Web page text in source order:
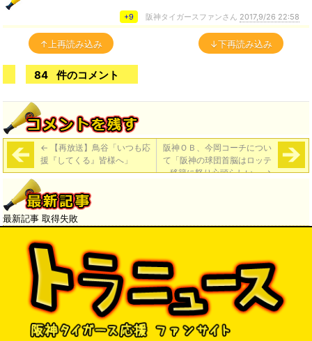
+9 阪神タイガースファンさん 2017,9/26 22:58
↑上再読み込み ↓下再読み込み
84 件のコメント
← 【再放送】鳥谷「いつも応
援『してくる』皆様へ」
阪神ＯＢ、今岡コーチについ
て「阪神の球団首脳はロッテ
移籍に怒り心頭らしい」→
最新記事 取得失敗